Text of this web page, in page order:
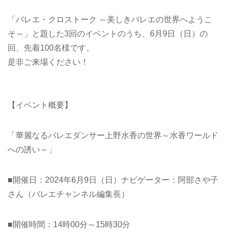
「バレエ・クロストーク ～美しきバレエの世界へようこ
そ～」と題した3回のイベントのうち、6月9日（日）の
回、先着100名様です。
是非ご来場ください！
【イベント概要】
「華麗なるバレエダンサー上野水香の世界～水香ワールド
への誘い～」
■開催日：2024年6月9日（日）ナビゲーター：阿部さや子
さん（バレエチャンネル編集長）
■開催時間：14時00分～15時30分